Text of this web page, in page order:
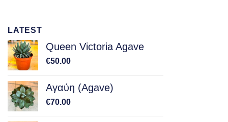
LATEST
Queen Victoria Agave
€50.00
Αγαύη (Agave)
€70.00